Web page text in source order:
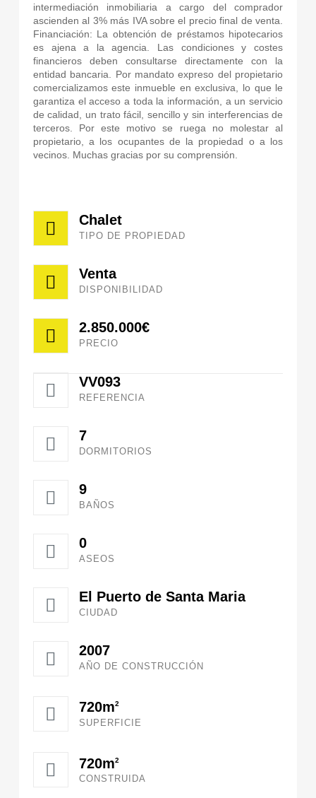
intermediación inmobiliaria a cargo del comprador
ascienden al 3% más IVA sobre el precio final de venta.
Financiación: La obtención de préstamos hipotecarios
es ajena a la agencia. Las condiciones y costes
financieros deben consultarse directamente con la
entidad bancaria. Por mandato expreso del propietario
comercializamos este inmueble en exclusiva, lo que le
garantiza el acceso a toda la información, a un servicio
de calidad, un trato fácil, sencillo y sin interferencias de
terceros. Por este motivo se ruega no molestar al
propietario, a los ocupantes de la propiedad o a los
vecinos. Muchas gracias por su comprensión.
Chalet
TIPO DE PROPIEDAD
Venta
DISPONIBILIDAD
2.850.000€
PRECIO
VV093
REFERENCIA
7
DORMITORIOS
9
BAÑOS
0
ASEOS
El Puerto de Santa Maria
CIUDAD
2007
AÑO DE CONSTRUCCIÓN
720m2
SUPERFICIE
720m2
CONSTRUIDA